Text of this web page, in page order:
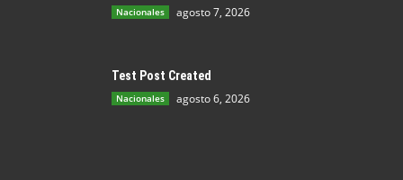
Nacionales agosto 7, 2026
Test Post Created
Nacionales agosto 6, 2026